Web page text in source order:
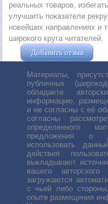
реальных товаров,
улучшить показатели
новейших направлениях и
широкого круга читателей.
Добавить отзыв
Материалы,
публичных
обладаете
информацию,
и не согласны с её
согласны
определенного
предложения о
использовать
действия
выкладывают
вашего
загружаются
с чьей либо
опыте размещения